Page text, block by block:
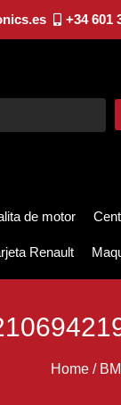
+34 601
de motor
Renault
Home/